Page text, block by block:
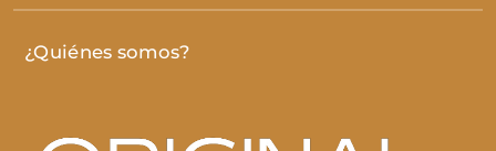
¿Quiénes somos?